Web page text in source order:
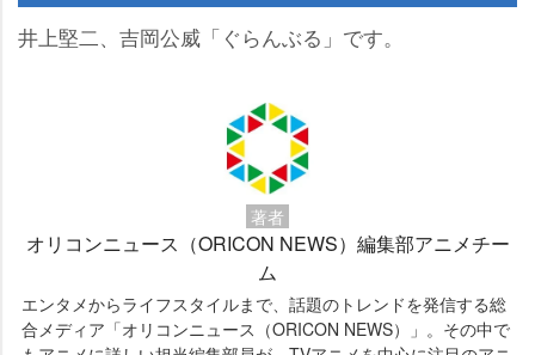
井上堅二、吉岡公威「ぐらんぶる」です。
著者
オリコンニュース（ORICON NEWS）編集部アニメチー
ム
エンタメからライフスタイルまで、話題のトレンドを発信する総
合メディア「オリコンニュース（ORICON NEWS）」。その中で